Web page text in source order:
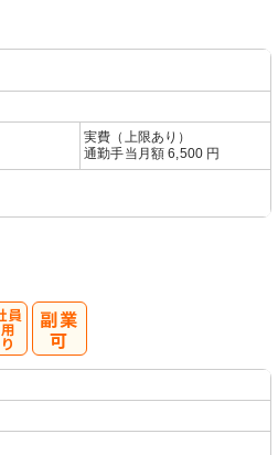
実費（上限あり）
通勤手当月額 6,500 円